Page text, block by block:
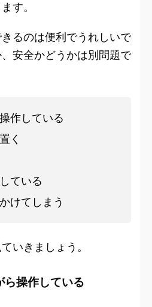
す。
るのは便利でうれしいで
安全かどうかは別問題で
作している
く
ている
けてしまう
いきましょう。
操作している